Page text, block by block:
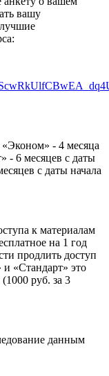
вашу
«Эконом» - 4 месяца
- 6 месяцев с даты
с даты начала
к материалам
на 1 год
продлить доступ
«Стандарт» это
руб. за 3
данным